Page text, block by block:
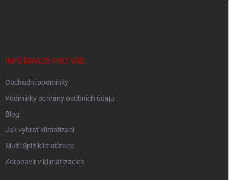
INFORMACE PRO VÁS
Obchodní podmínky
Podmínky ochrany osobních údajů
Blog
Jak vybrat klimatizaci
Multi Split klimatizace
Koronavir v klimatizacích